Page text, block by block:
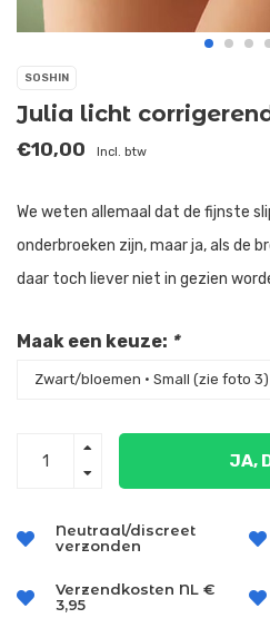
SOSHIN
Julia licht
€10,00 Incl. btw
We weten allemaal dat de fijnste
onderbroeken zijn, maar ja, als de
daar toch liever niet in gezien
Maak een keuze: *
JA,
Neutraal/discreet
verzonden
Verzendkosten NL €
3,95